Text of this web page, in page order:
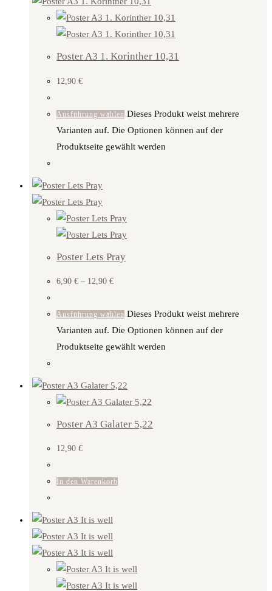
Poster A3 1. Korinther 10,31
12,90 €
Ausführung wählen Dieses Produkt weist mehrere
Varianten auf. Die Optionen können auf der
Produktseite gewählt werden
Poster Lets Pray
6,90 € – 12,90 €
Ausführung wählen Dieses Produkt weist mehrere
Varianten auf. Die Optionen können auf der
Produktseite gewählt werden
Poster A3 Galater 5,22
12,90 €
In den Warenkorb